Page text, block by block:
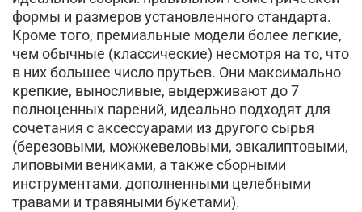
формы и размеров установленного стандарта.
Кроме того, премиальные модели более легкие,
чем обычные (классические) несмотря на то, что
в них большее число прутьев. Они максимально
крепкие, выносливые, выдерживают до 7
полноценных парений, идеально подходят для
сочетания с аксессуарами из другого сырья
(березовыми, можжевеловыми, эвкалиптовыми,
липовыми вениками, а также сборными
инструментами, дополненными целебными
травами и травяными букетами).